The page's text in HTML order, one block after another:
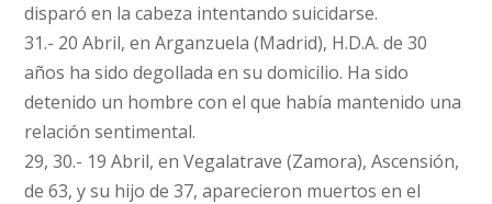
disparó en la cabeza intentando suicidarse.
31.- 20 Abril, en Arganzuela (Madrid), H.D.A. de 30
años ha sido degollada en su domicilio. Ha sido
detenido un hombre con el que había mantenido una
relación sentimental.
29, 30.- 19 Abril, en Vegalatrave (Zamora), Ascensión,
de 63, y su hijo de 37, aparecieron muertos en el